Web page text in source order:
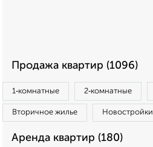
Продажа квартир (1096)
1‑комнатные 2‑комнатные
Вторичное жилье Новостройки
Аренда квартир (180)